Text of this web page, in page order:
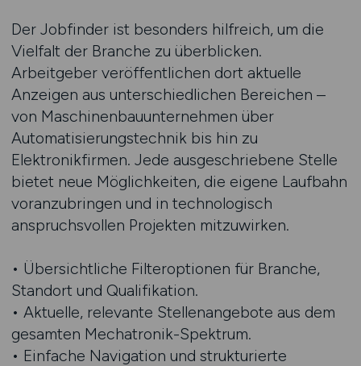
Der Jobfinder ist besonders hilfreich, um die
Vielfalt der Branche zu überblicken.
Arbeitgeber veröffentlichen dort aktuelle
Anzeigen aus unterschiedlichen Bereichen –
von Maschinenbauunternehmen über
Automatisierungstechnik bis hin zu
Elektronikfirmen. Jede ausgeschriebene Stelle
bietet neue Möglichkeiten, die eigene Laufbahn
voranzubringen und in technologisch
anspruchsvollen Projekten mitzuwirken.
• Übersichtliche Filteroptionen für Branche,
Standort und Qualifikation.
• Aktuelle, relevante Stellenangebote aus dem
gesamten Mechatronik-Spektrum.
• Einfache Navigation und strukturierte